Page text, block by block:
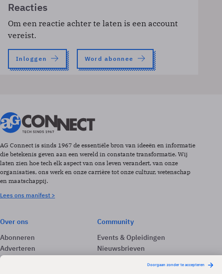
Reacties
Om een reactie achter te laten is een account
vereist.
Inloggen Word abonnee
AG Connect is sinds 1967 de essentiële bron van ideeën en informatie
die betekenis geven aan een wereld in constante transformatie. Wij
laten zien hoe tech elk aspect van ons leven verandert, van onze
organisaties, ons werk en onze carrière tot onze cultuur, wetenschap
en maatschappij.
Lees ons manifest >
Over ons
Abonneren
Adverteren
Contact
Community
Events & Opleidingen
Nieuwsbrieven